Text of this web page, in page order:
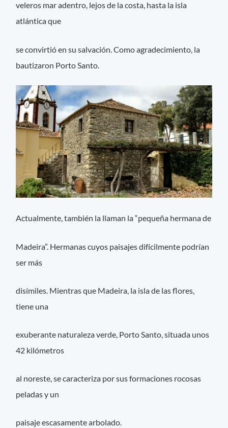
veleros mar adentro, lejos de la costa, hasta la isla
atlántica que
se convirtió en su salvación. Como agradecimiento, la
bautizaron Porto Santo.
Actualmente, también la llaman la “pequeña hermana de
Madeira”. Hermanas cuyos paisajes difícilmente podrían
ser más
disímiles. Mientras que Madeira, la isla de las flores,
tiene una
exuberante naturaleza verde, Porto Santo, situada unos
42 kilómetros
al noreste, se caracteriza por sus formaciones rocosas
peladas y un
paisaje escasamente arbolado.